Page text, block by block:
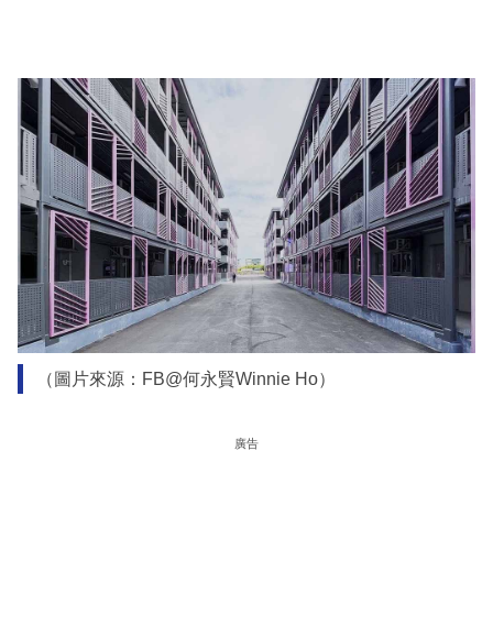
（圖片來源：FB@何永賢Winnie Ho）
廣告